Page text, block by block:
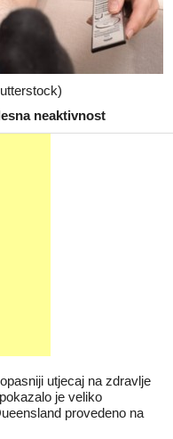
neaktivnost
utjecaj na zdravlje
je veliko
provedeno na